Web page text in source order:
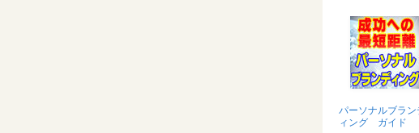
パーソナルブラン
ィング ガイド